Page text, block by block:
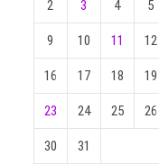
2 3 4 5
9 10 11 12
16 17 18 19
23 24 25 26
30
31